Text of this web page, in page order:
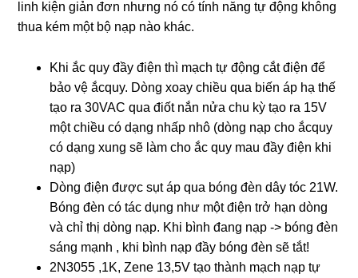
linh kiện giản đơn nhưng nó có tính năng tự động không
thua kém một bộ nạp nào khác.
Khi ắc quy đầy điện thì mạch tự động cắt điện để
bảo vệ ắcquy. Dòng xoay chiều qua biến áp hạ thế
tạo ra 30VAC qua điốt nắn nửa chu kỳ tạo ra 15V
một chiều có dạng nhấp nhô (dòng nạp cho ắcquy
có dạng xung sẽ làm cho ắc quy mau đầy điện khi
nạp)
Dòng điện được sụt áp qua bóng đèn dây tóc 21W.
Bóng đèn có tác dụng như một điện trở hạn dòng
và chỉ thị dòng nạp. Khi bình đang nạp -> bóng đèn
sáng mạnh , khi bình nạp đầy bóng đèn sẽ tắt!
2N3055 ,1K, Zene 13,5V tạo thành mạch nạp tự